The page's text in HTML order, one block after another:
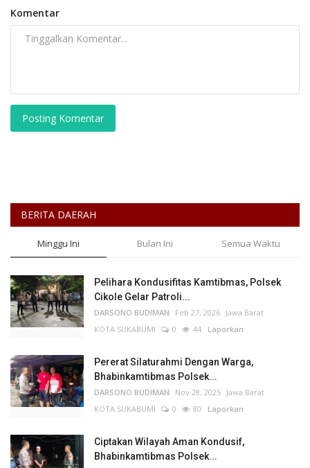
Komentar
Posting Komentar
BERITA DAERAH
Minggu Ini Bulan Ini Semua Waktu
Pelihara Kondusifitas Kamtibmas, Polsek
Cikole Gelar Patroli...
DARSONO BUDIMAN Feb 27, 2026 Jawa Barat
KOTA SUKABUMI
0 44 Laporkan
Pererat Silaturahmi Dengan Warga,
Bhabinkamtibmas Polsek...
DARSONO BUDIMAN Nov 28, 2025 Jawa Barat
KOTA SUKABUMI
0 80 Laporkan
Ciptakan Wilayah Aman Kondusif,
Bhabinkamtibmas Polsek...